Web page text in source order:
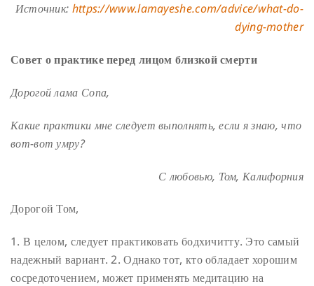
Источник: https://www.lamayeshe.com/advice/what-do-
dying-mother
Совет о практике перед лицом близкой смерти
Дорогой лама Сопа,
Какие практики мне следует выполнять, если я знаю, что
вот-вот умру?
С любовью, Том, Калифорния
Дорогой Том,
1. В целом, следует практиковать бодхичитту. Это самый
надежный вариант. 2. Однако тот, кто обладает хорошим
сосредоточением, может применять медитацию на